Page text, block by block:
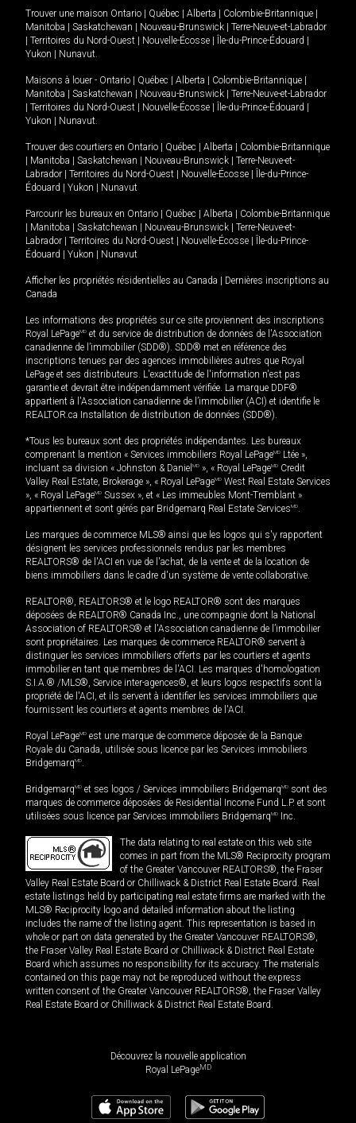
Trouver une maison Ontario Québec Alberta Colombie-Britannique
Manitoba
Saskatchewan Nouveau-Brunswick
Terre-Neuve-et-Labrador
Territoires du Nord-Ouest Nouvelle-Écosse Île-du-Prince-Édouard
Yukon
Nunavut.
Maisons à louer - Ontario Québec Alberta Colombie-Britannique
Manitoba
Saskatchewan Nouveau-Brunswick
Terre-Neuve-et-Labrador
Territoires du Nord-Ouest Nouvelle-Écosse Île-du-Prince-Édouard
Yukon
Nunavut.
Trouver des courtiers en Ontario Québec Alberta
Colombie-Britannique
Manitoba Saskatchewan Nouveau-Brunswick
Terre-Neuve-et-
Labrador
Territoires du Nord-Ouest Nouvelle-Écosse
Île-du-Prince-
Édouard
Yukon Nunavut
Parcourir les bureaux en Ontario Québec Alberta
Colombie-Britannique
Manitoba Saskatchewan Nouveau-Brunswick
Terre-Neuve-et-
Labrador
Territoires du Nord-Ouest Nouvelle-Écosse
Île-du-Prince-
Édouard
Yukon Nunavut
Afficher les propriétés résidentielles au Canada
Dernières inscriptions au
Canada
Les informations des propriétés sur ce site proviennent des inscriptions
Royal LePageMD et du service de distribution de données de l'Association
canadienne de l’immobilier (SDD®). SDD® met en référence des
inscriptions tenues par des agences immobilières autres que Royal
LePage et ses distributeurs. L'exactitude de l'information n'est pas
garantie et devrait être indépendamment vérifiée. La marque DDF®
appartient à l'Association canadienne de l’immobilier (ACI) et identifie le
REALTOR.ca Installation de distribution de données (SDD®).
*Tous les bureaux sont des propriétés indépendantes. Les bureaux
comprenant la mention « Services immobiliers Royal LePageMD Ltée »,
incluant sa division « Johnston & Daniel MD », « Royal LePageMD Credit
Valley Real Estate, Brokerage », « Royal LePageMD West Real Estate Services
», « Royal LePageMD Sussex », et « Les immeubles Mont-Tremblant »
appartiennent et sont gérés par Bridgemarq Real Estate ServicesMD.
Les marques de commerce MLS® ainsi que les logos qui s'y rapportent
désignent les services professionnels rendus par les membres
REALTORS® de l'ACI en vue de l'achat, de la vente et de la location de
biens immobiliers dans le cadre d'un système de vente collaborative.
REALTOR®, REALTORS® et le logo REALTOR® sont des marques
déposées de REALTOR® Canada Inc., une compagnie dont la National
Association of REALTORS® et l'Association canadienne de l’immobilier
sont propriétaires. Les marques de commerce REALTOR® servent à
distinguer les services immobiliers offerts par les courtiers et agents
immobilier en tant que membres de l'ACI. Les marques d'homologation
S.I.A.® /MLS®, Service inter-agences®, et leurs logos respectifs sont la
propriété de l'ACI, et ils servent à identifier les services immobiliers que
fournissent les courtiers et agents membres de l'ACI.
Royal LePageMD est une marque de commerce déposée de la Banque
Royale du Canada, utilisée sous licence par les Services immobiliers
BridgemarqMD.
BridgemarqMD et ses logos / Services immobiliers BridgemarqMD sont des
marques de commerce déposées de Residential Income Fund L.P. et sont
utilisées sous licence par Services immobiliers BridgemarqMD Inc.
The data relating to real estate on this web site
comes in part from the MLS® Reciprocity program
of the Greater Vancouver REALTORS®, the Fraser
Valley Real Estate Board or Chilliwack & District Real Estate Board. Real
estate listings held by participating real estate firms are marked with the
MLS® Reciprocity logo and detailed information about the listing
includes the name of the listing agent. This representation is based in
whole or part on data generated by the Greater Vancouver REALTORS®,
the Fraser Valley Real Estate Board or Chilliwack & District Real Estate
Board which assumes no responsibility for its accuracy. The materials
contained on this page may not be reproduced without the express
written consent of the Greater Vancouver REALTORS®, the Fraser Valley
Real Estate Board or Chilliwack & District Real Estate Board.
Découvrez la nouvelle application
Royal LePageMD